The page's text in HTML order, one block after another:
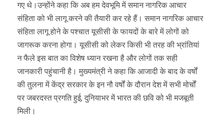
गए थे।उन्होंने कहा कि अब हम देवभूमि में समान नागरिक आचार
संहिता को भी लागू करने की तैयारी कर रहे हैं। समान नागरिक आचार
संहिता लागू होने के पश्चात यूसीसी के फायदों के बारे में लोगों को
जागरूक करना होगा। यूसीसी को लेकर किसी भी तरह की भ्रांतियां
न फैले इस बात का विशेष ध्यान रखना है और लोगों तक सही
जानकारी पहुंचानी है। मुख्यमंत्री ने कहा कि आजादी के बाद के वर्षों
की तुलना में केंद्र सरकार के इन नौ वर्षों के दौरान देश में सभी मोर्चों
पर जबरदस्त प्रगति हुई, दुनियाभर में भारत की छवि को भी मजबूती
मिली।